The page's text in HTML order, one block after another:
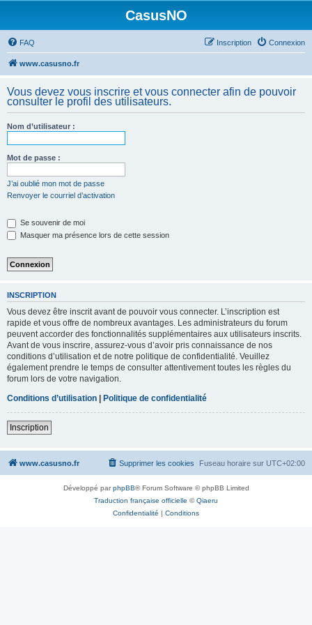
CasusNO
FAQ Connexion
Inscription
www.casusno.fr
Vous devez vous inscrire et vous connecter afin de pouvoir
consulter le profil des utilisateurs.
Nom d’utilisateur :
Mot de passe :
J’ai oublié mon mot de passe
Renvoyer le courriel d’activation
Se souvenir de moi
Masquer ma présence lors de cette session
INSCRIPTION
Vous devez être inscrit avant de pouvoir vous connecter. L’inscription est
rapide et vous offre de nombreux avantages. Les administrateurs du forum
peuvent accorder des fonctionnalités supplémentaires aux utilisateurs inscrits.
Avant de vous inscrire, assurez-vous d’avoir pris connaissance de nos
conditions d’utilisation et de notre politique de confidentialité. Veuillez
également prendre le temps de consulter attentivement toutes les règles du
forum lors de votre navigation.
Conditions d’utilisation | Politique de confidentialité
Inscription
www.casusno.fr Fuseau horaire sur UTC+02:00
Supprimer les cookies
Développé parphpBB® Forum Software © phpBB Limited
Traduction française officielle ©Qiaeru
Confidentialité | Conditions